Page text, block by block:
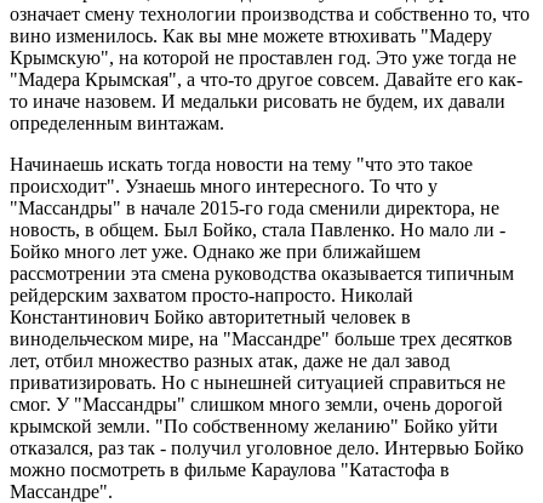
означает смену технологии производства и собственно то, что
вино изменилось. Как вы мне можете втюхивать "Мадеру
Крымскую", на которой не проставлен год. Это уже тогда не
"Мадера Крымская", а что-то другое совсем. Давайте его как-
то иначе назовем. И медальки рисовать не будем, их давали
определенным винтажам.
Начинаешь искать тогда новости на тему "что это такое
происходит". Узнаешь много интересного. То что у
"Массандры" в начале 2015-го года сменили директора, не
новость, в общем. Был Бойко, стала Павленко. Но мало ли -
Бойко много лет уже. Однако же при ближайшем
рассмотрении эта смена руководства оказывается типичным
рейдерским захватом просто-напросто. Николай
Константинович Бойко авторитетный человек в
винодельческом мире, на "Массандре" больше трех десятков
лет, отбил множество разных атак, даже не дал завод
приватизировать. Но с нынешней ситуацией справиться не
смог. У "Массандры" слишком много земли, очень дорогой
крымской земли. "По собственному желанию" Бойко уйти
отказался, раз так - получил уголовное дело. Интервью Бойко
можно посмотреть в фильме Караулова "Катастофа в
Массандре".